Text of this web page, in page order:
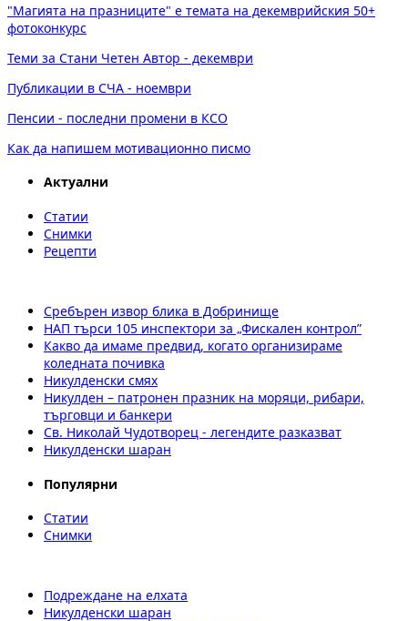
"Магията на празниците" е темата на декемврийския 50+
фотоконкурс
Теми за Стани Четен Автор - декември
Публикации в СЧА - ноември
Пенсии - последни промени в КСО
Как да напишем мотивационно писмо
Актуални
Статии
Снимки
Рецепти
Сребърен извор блика в Добринище
НАП търси 105 инспектори за „Фискален контрол”
Какво да имаме предвид, когато организираме
коледната почивка
Никулденски смях
Никулден – патронен празник на моряци, рибари,
търговци и банкери
Св. Николай Чудотворец - легендите разказват
Никулденски шаран
Популярни
Статии
Снимки
Подреждане на елхата
Никулденски шаран